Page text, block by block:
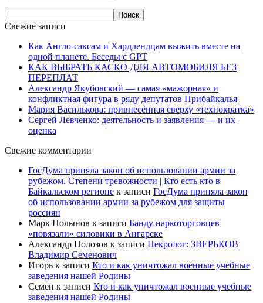
Свежие записи
Как Англо-саксам и Хардлендцам выжить вместе на
одной планете. Беседы с GPT
КАК ВЫБРАТЬ КАСКО ДЛЯ АВТОМОБИЛЯ БЕЗ
ПЕРЕПЛАТ
Александр Якубовский — самая «мажорная» и
конфликтная фигура в ряду депутатов Прибайкалья
Мария Василькова: привнесённая сверху «технократка»
Сергей Левченко: деятельность и заявления — и их
оценка
Свежие комментарии
ГосДума приняла закон об использовании армии за
рубежом. Степени тревожности | Кто есть кто в
Байкальском регионе к записи ГосДума приняла закон
об использовании армии за рубежом для защиты
россиян
Марк Полынов к записи Банду наркоторговцев
«повязали» силовики в Ангарске
Александр Полозов к записи Некролог: ЗВЕРЬКОВ
Владимир Семенович
Игорь к записи Кто и как уничтожал военные учебные
заведения нашей Родины
Семен к записи Кто и как уничтожал военные учебные
заведения нашей Родины